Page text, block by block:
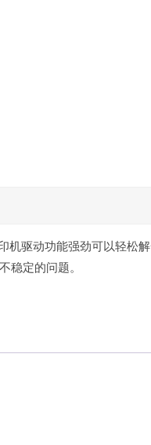
机驱动功能强劲可以轻松
稳定的问题。